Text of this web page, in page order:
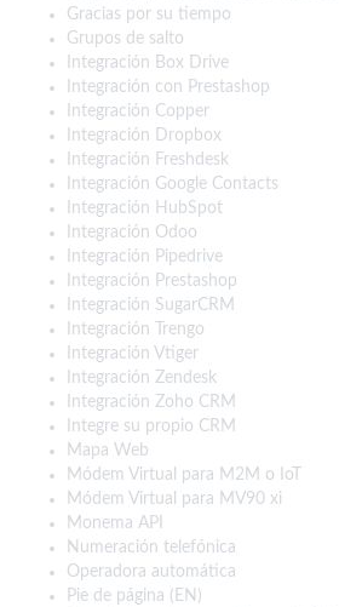
Gracias por su tiempo
Grupos de salto
Integración Box Drive
Integración con Prestashop
Integración Copper
Integración Dropbox
Integración Freshdesk
Integración Google Contacts
Integración HubSpot
Integración Odoo
Integración Pipedrive
Integración Prestashop
Integración SugarCRM
Integración Trengo
Integración Vtiger
Integración Zendesk
Integración Zoho CRM
Integre su propio CRM
Mapa Web
Módem Virtual para M2M o IoT
Módem Virtual para MV90 xi
Monema API
Numeración telefónica
Operadora automática
Pie de página (EN)